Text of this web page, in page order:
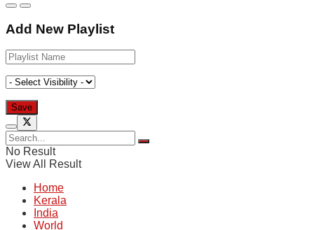
Add New Playlist
No Result
View All Result
Home
Kerala
India
World